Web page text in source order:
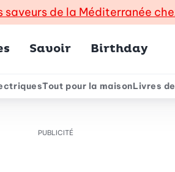
saveurs de la Méditerranée
Savoir Birthday
Tout pour la maisonLivres
PUBLICITÉ